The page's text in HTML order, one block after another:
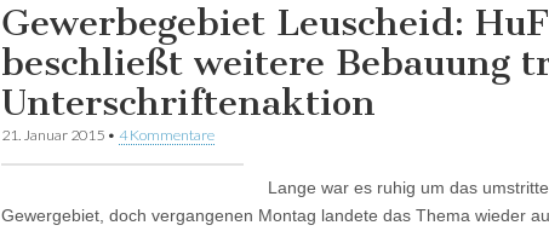
Gewerbegebiet Leuscheid: HuF
beschließt weitere Bebauung
Unterschriftenaktion
21. Januar 2015 • 4 Kommentare
Lange war es ruhig um das
Gewergebiet, doch vergangenen Montag landete das Thema wieder